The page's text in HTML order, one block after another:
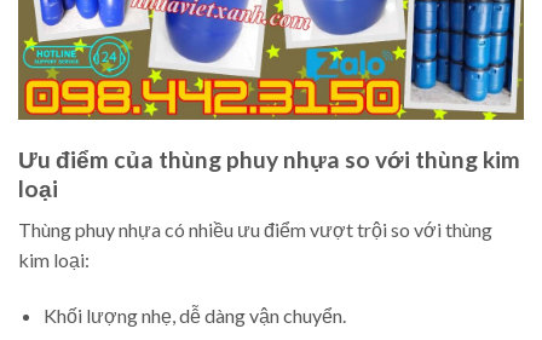
Ưu điểm của thùng phuy nhựa so với thùng kim
loại
Thùng phuy nhựa có nhiều ưu điểm vượt trội so với thùng
kim loại:
Khối lượng nhẹ, dễ dàng vận chuyển.